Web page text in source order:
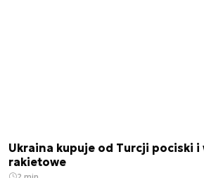
Ukraina kupuje od Turcji pociski
rakietowe